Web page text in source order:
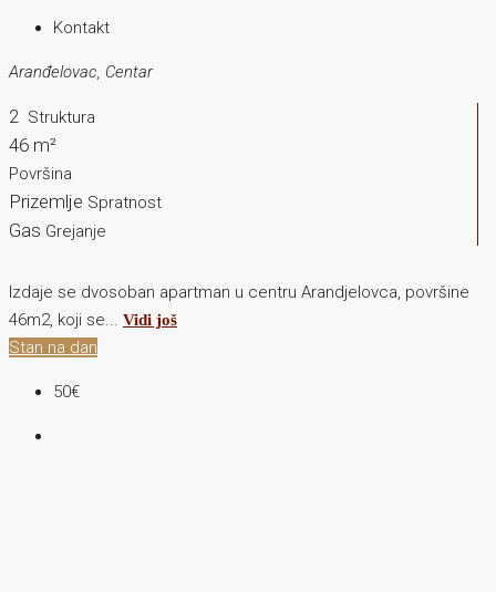
Kontakt
Aranđelovac, Centar
2 Struktura
46 m²
Površina
Prizemlje Spratnost
Gas Grejanje
Izdaje se dvosoban apartman u centru Arandjelovca, površine
46m2, koji se... Vidi još
Stan na dan
50€